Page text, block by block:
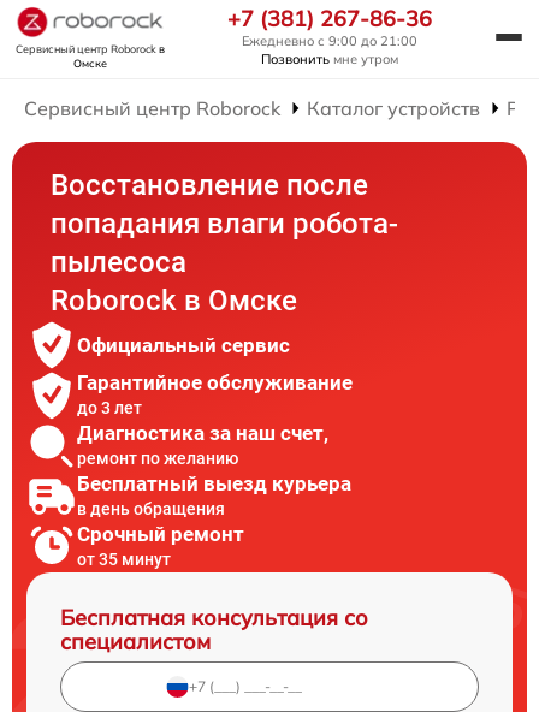
Сервисный центр Roborockв
Омске
+7 (381) 267-86-36
Ежедневно с 9:00 до 21:00
Позвонить мне утром
Сервисный центр Roborock Каталог устройств
Восстановление после
попадания влаги робота-
пылесоса
Roborock в Омске
Официальный сервис
Гарантийное обслуживание
до 3 лет
Диагностика за наш счет,
ремонт по желанию
Бесплатный выезд курьера
в день обращения
Срочный ремонт
от 35 минут
Бесплатная консультация со
специалистом